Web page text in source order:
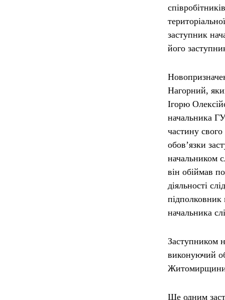
заступник
його
Нагорний,
Ігорю
начальника
частину
обов’язки
начальником
він обіймав
діяльності
підполковник
начальника
Заступником
виконуючий
Житомирщини,
Ще одним